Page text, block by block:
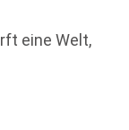
eine Welt,